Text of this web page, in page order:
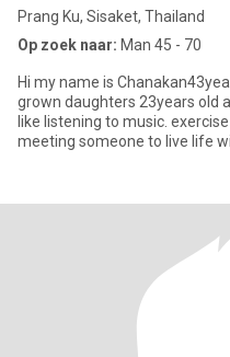
Prang Ku, Sisaket, Thailand
Op zoek naar: Man 45 - 70
Hi my name is
grown daughters 23years old
like listening to music.
meeting someone to live life